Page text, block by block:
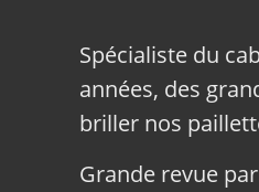
Spécialiste du
années, des
briller nos
Grande revue